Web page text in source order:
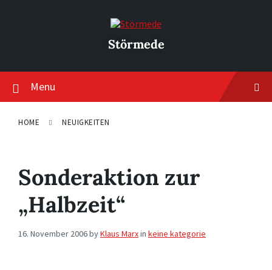
Störmede
Menu
HOME NEUIGKEITEN
Sonderaktion zur
„Halbzeit“
16. November 2006byKlaus Marxin keine kategorie